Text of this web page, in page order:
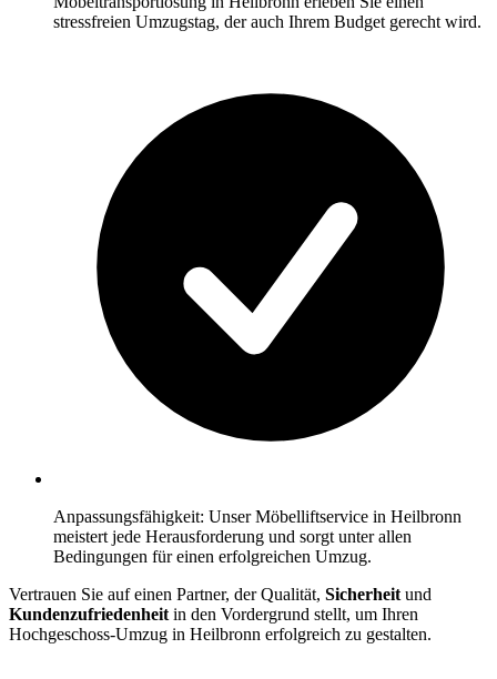
stressfreien Umzugstag, der auch Ihrem Budget gerecht wird.
Anpassungsfähigkeit: Unser Möbelliftservice in Heilbronn
meistert jede Herausforderung und sorgt unter allen
Bedingungen für einen erfolgreichen Umzug.
Vertrauen Sie auf einen Partner, der Qualität, Sicherheit und
Kundenzufriedenheit in den Vordergrund stellt, um Ihren
Hochgeschoss-Umzug in Heilbronn erfolgreich zu gestalten.